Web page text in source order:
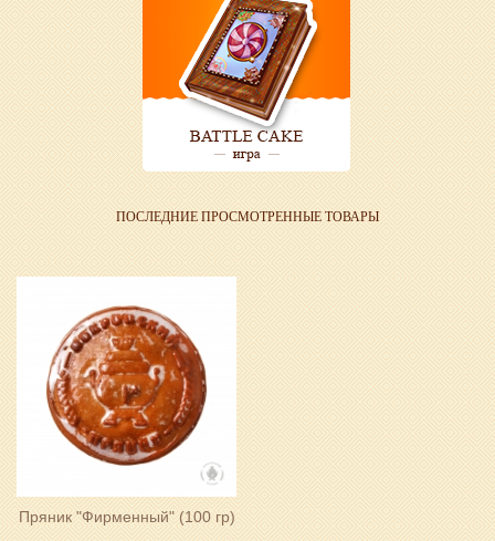
ПОСЛЕДНИЕ ПРОСМОТРЕННЫЕ ТОВАРЫ
Пряник "Фирменный" (100 гр)